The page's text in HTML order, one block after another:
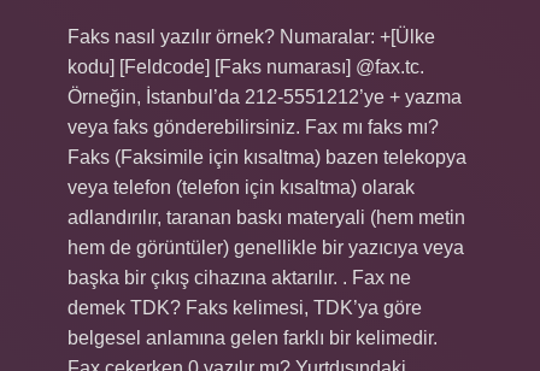
Faks nasıl yazılır örnek? Numaralar: +[Ülke
kodu] [Feldcode] [Faks numarası] @fax.tc.
Örneğin, İstanbul’da 212-5551212’ye + yazma
veya faks gönderebilirsiniz. Fax mı faks mı?
Faks (Faksimile için kısaltma) bazen telekopya
veya telefon (telefon için kısaltma) olarak
adlandırılır, taranan baskı materyali (hem metin
hem de görüntüler) genellikle bir yazıcıya veya
başka bir çıkış cihazına aktarılır. . Fax ne
demek TDK? Faks kelimesi, TDK’ya göre
belgesel anlamına gelen farklı bir kelimedir.